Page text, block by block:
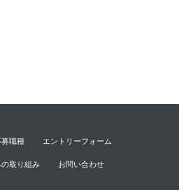
募職種 エントリーフォーム
取り組み お問い合わせ